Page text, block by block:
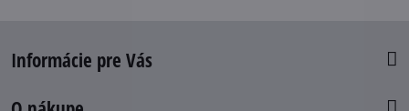
Informácie pre Vás